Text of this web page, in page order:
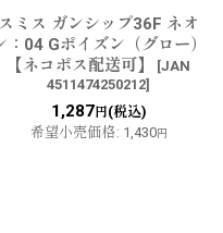
スミス ガンシップ36F ネオ
：04 Gポイズン（グロー）
【ネコポス配送可】
[JAN
4511474250212]
1,287円(税込)
希望小売価格: 1,430円